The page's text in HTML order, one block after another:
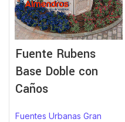
Fuente Rubens
Base Doble con
Caños
Fuentes Urbanas Gran